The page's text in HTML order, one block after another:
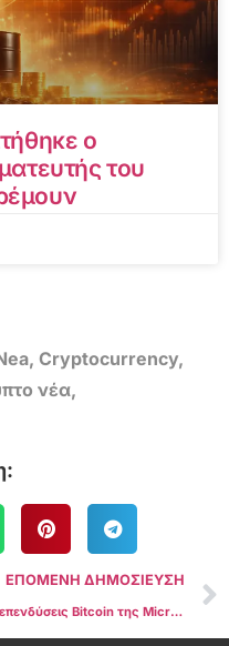
ο
του
, Cryptocurrency,
νέα,
ΕΠΟΜΕΝΗ ΔΗΜΟΣΙΕΥΣΗ
Οι επενδύσεις Bitcoin της MicroStrategy αποφέρουν 17 δισεκατομμύρια δολάρια σε κέρδη